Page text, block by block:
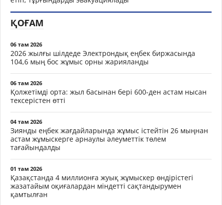
ҚОҒАМ
06 там 2026
2026 жылғы шілдеде Электрондық еңбек биржасында
104,6 мың бос жұмыс орны жарияланды
06 там 2026
Қолжетімді орта: жыл басынан бері 600-ден астам нысан
тексерістен өтті
04 там 2026
Зиянды еңбек жағдайларында жұмыс істейтін 26 мыңнан
астам жұмыскерге арнаулы әлеуметтік төлем
тағайындалды
01 там 2026
Қазақстанда 4 миллионға жуық жұмыскер өндірістегі
жазатайым оқиғалардан міндетті сақтандырумен
қамтылған